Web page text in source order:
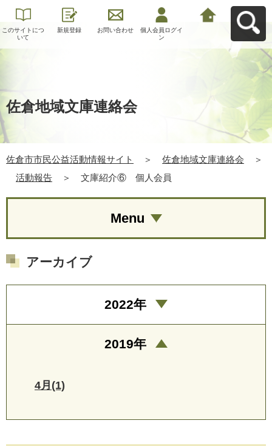
このサイトにつ
いて
新規登録 お問い合わせ
個人会員ログイ
ン
佐倉地域文庫連絡会
佐倉市市民公益活動情報サイト ＞ 佐倉地域文庫連絡会
＞
活動報告
＞ 文庫紹介⑥ 個人会員
Menu
アーカイブ
2022年
2019年
4月(1)